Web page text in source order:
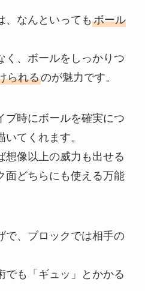
、なんといっても ボール
く、ボールをしっかりつ
られるのが魅力です。
ブ時にボールを確実につ
てくれます。
想像以上の威力も出せる
面どちらにも使える万能
で、ブロックでは相手の
でも「ギュッ」とかかる